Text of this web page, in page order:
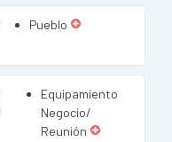
Pueblo
Equipamiento
Negocio/
Reunión